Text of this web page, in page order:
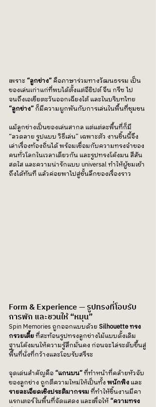
เพราะ “ลูกข่าง” คือภาษาร่วมทางวัฒนธรรม เป็น
ของเล่นเก่าแก่ที่พบได้ตั้งแต่อียิปต์ จีน กรีซ ไป
จนถึงเอเชียตะวันออกเฉียงใต้ และในบริบทไทย
“ลูกข่าง” ก็มีความผูกพันกับการเล่นในพื้นที่ชุมชน
แม้ลูกข่างเป็นของเล่นสากล แต่แต่ละพื้นที่ก็มี
“ลวดลาย รูปแบบ วิธีเล่น” เฉพาะตัว งานชิ้นนี้จึง
เล่าเรื่องท้องถิ่นได้ พร้อมเชื่อมกับความทรงจำของ
คนทั่วโลกในเวลาเดียวกัน และรูปทรงโค้งมน สีสัน
สดใส และความน่ารักแบบ universal ทำให้ผู้ชมเข้า
ถึงได้ทันที แล้วค่อยพาไปสู่ชั้นลึกของเรื่องราว
Form & Experience — รูปทรงที่โอบรับ
การพัก และชวนให้ “หมุน”
Spin Memories ถูกออกแบบด้วย Silhouette ทรง
กรวยเตี้ย ที่สะท้อนรูปทรงลูกข่างไม้แบบดั้งเดิม
ฐานโค้งมนให้ความรู้สึกมั่นคง ก่อนจะไล่ระดับขึ้นสู่
พื้นที่นั่งที่กว้างและโอบรับสรีระ
จุดเด่นสำคัญคือ “แกนบน” ที่ทำหน้าที่คล้ายหัวจับ
ของลูกข่าง ถูกตีความใหม่ให้เป็นทั้ง พนักพิง และ
รายละเอียดเชิงประติมากรรม ที่ทำให้ชิ้นงานมีคา
แรกเตอร์ในพื้นที่จัดแสดง และเพื่อให้ “ความทรง